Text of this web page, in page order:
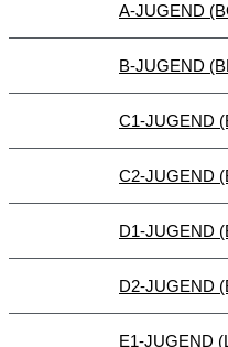
A-JUGEND
B-JUGEND
C1-JUGEND
C2-JUGEND
D1-JUGEND
D2-JUGEND
E1-JUGEND